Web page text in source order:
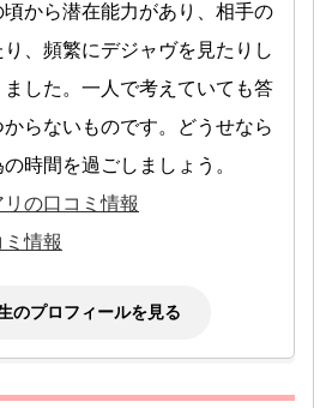
から潜在能力があり、相手の
、頻繁にデジャヴを見たりし
した。一人で考えていても答
らないものです。どうせなら
時間を過ごしましょう。
の口コミ情報
情報
のプロフィールを見る